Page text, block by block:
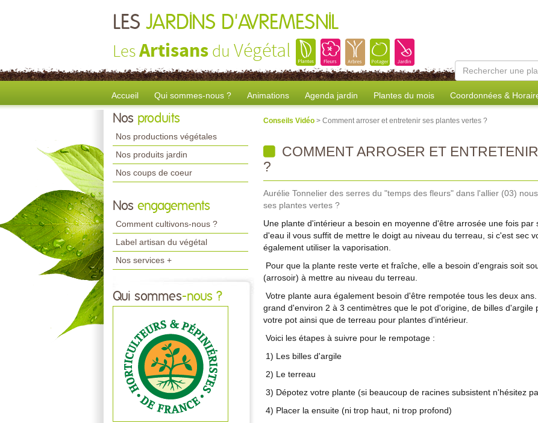
LES JARDINS D'AVREMESNIL
LesArtisans du Végétal
Accueil Qui sommes-nous ? Animations Agenda jardin Plantes du mois Coordonnées &
Nos produits
Nos productions végétales
Nos produits jardin
Nos coups de coeur
Nos engagements
Comment cultivons-nous ?
Label artisan du végétal
Nos services +
Qui sommes-nous ?
Conseils Vidéo > Comment arroser et entretenir ses plantes vertes ?
COMMENT ARROSER ET
?
Aurélie Tonnelier des serres du "temps des fleurs" dans l'allier (03)
ses plantes vertes ?
Une plante d'intérieur a besoin en moyenne d'être arrosée une fois
d'eau il vous suffit de mettre le doigt au niveau du terreau, si c'est sec
également utiliser la vaporisation.
Pour que la plante reste verte et fraîche, elle a besoin d'engrais soit
(arrosoir) à mettre au niveau du terreau.
Votre plante aura également besoin d'être rempotée tous les deux
grand d'environ 2 à 3 centimètres que le pot d'origine, de billes
votre pot ainsi que de terreau pour plantes d'intérieur.
Voici les étapes à suivre pour le rempotage :
1) Les billes d'argile
2) Le terreau
3) Dépotez votre plante (si beaucoup de racines subsistent n'hésitez
4) Placer la ensuite (ni trop haut, ni trop profond)